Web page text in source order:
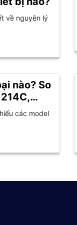
về nguyên lý
nào? So
các model